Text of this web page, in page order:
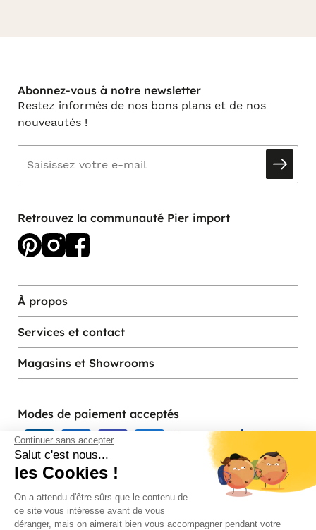
Continuer sans accepter
Salut c'est nous...
les Cookies !
On a attendu d'être sûrs que le contenu de
ce site vous intéresse avant de vous
déranger, mais on aimerait bien vous accompagner pendant votre
Abonnez-vous à notre newsletter
Restez informés de nos bons plans et de nos
nouveautés !
Retrouvez la communauté Pier import
À propos
Services et contact
Magasins et Showrooms
Modes de paiement acceptés